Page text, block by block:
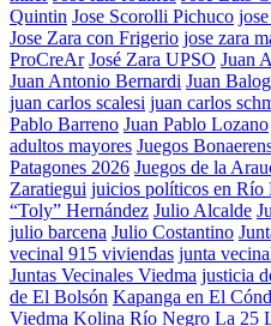
Quintin Jose Scorolli Pichuco
Jose Zara con Frigerio jose zara
ProCreAr José Zara UPSO Juan
Juan Antonio Bernardi Juan
juan carlos scalesi juan carlos
Pablo Barreno Juan Pablo Lozano
adultos mayores Juegos
Patagones 2026 Juegos de la
Zaratiegui juicios políticos en Río
“Toly” Hernández Julio Alcalde
julio barcena Julio Costantino
vecinal 915 viviendas junta
Juntas Vecinales Viedma justicia
de El Bolsón Kapanga en El
Viedma Kolina Río Negro La 25